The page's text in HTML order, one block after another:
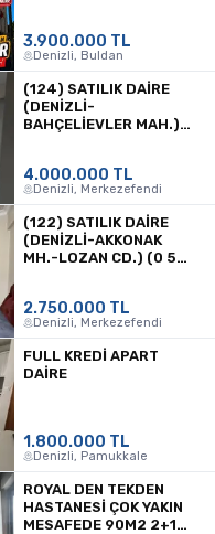
3.900.000 TL
Denizli, Buldan
(124) SATILIK DAİRE
(DENIZLI-
BAHÇELIEVLER MAH.)
4.000.000 TL
Denizli, Merkezefendi
(122) SATILIK DAİRE
(DENIZLI-AKKONAK
MH.-LOZAN CD.) (0 532
2.750.000 TL
Denizli, Merkezefendi
FULL KREDİ APART
DAİRE
1.800.000 TL
Denizli, Pamukkale
ROYAL DEN TEKDEN
HASTANESİ ÇOK YAKIN
MESAFEDE 90M2 2+1